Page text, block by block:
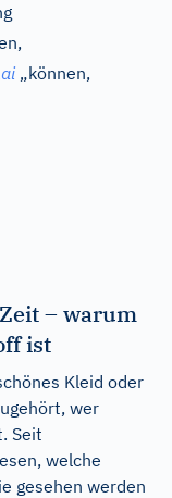
„können,
– warum
ist
Kleid oder
wer
Seit
welche
gesehen werden